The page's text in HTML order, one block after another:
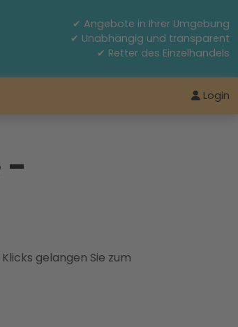
✔ Angebote in Ihrer Umgebung
✔ Unabhängig und transparent
✔ Retter des Einzelhandels
Login
-
gelangen Sie zum